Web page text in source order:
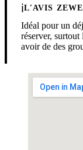
ℹ️L'AVIS
Idéal pour un
réserver,
avoir de des